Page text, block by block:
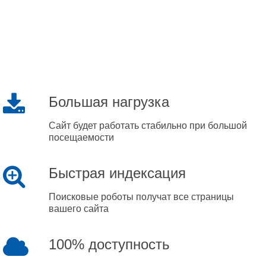
Большая нагрузка
Сайт будет работать стабильно при большой
посещаемости
Быстрая индексация
Поисковые роботы получат все страницы
вашего сайта
100% доступность